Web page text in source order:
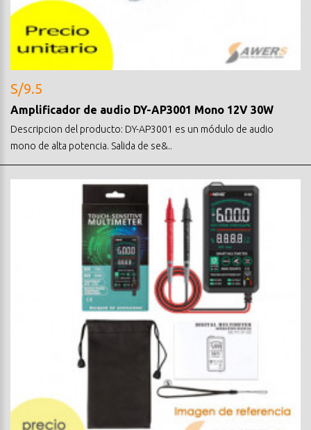
S/9.5
Amplificador de audio DY-AP3001 Mono 12V 30W
Descripcion del producto: DY-AP3001 es un módulo de audio
mono de alta potencia. Salida de se&..